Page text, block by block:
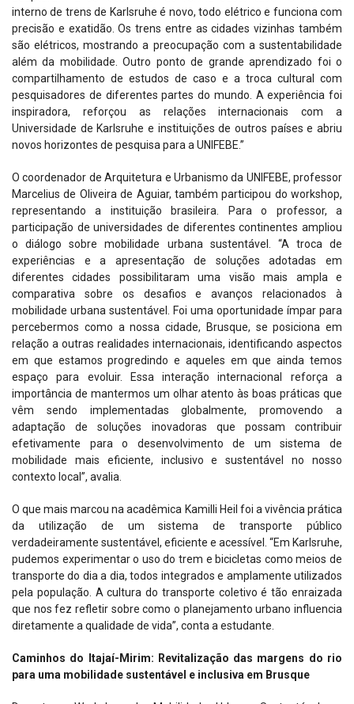
interno de trens de Karlsruhe é novo, todo elétrico e funciona com
precisão e exatidão. Os trens entre as cidades vizinhas também
são elétricos, mostrando a preocupação com a sustentabilidade
além da mobilidade. Outro ponto de grande aprendizado foi o
compartilhamento de estudos de caso e a troca cultural com
pesquisadores de diferentes partes do mundo. A experiência foi
inspiradora, reforçou as relações internacionais com a
Universidade de Karlsruhe e instituições de outros países e abriu
novos horizontes de pesquisa para a UNIFEBE.”
O coordenador de Arquitetura e Urbanismo da UNIFEBE, professor
Marcelius de Oliveira de Aguiar, também participou do workshop,
representando a instituição brasileira. Para o professor, a
participação de universidades de diferentes continentes ampliou
o diálogo sobre mobilidade urbana sustentável. “A troca de
experiências e a apresentação de soluções adotadas em
diferentes cidades possibilitaram uma visão mais ampla e
comparativa sobre os desafios e avanços relacionados à
mobilidade urbana sustentável. Foi uma oportunidade ímpar para
percebermos como a nossa cidade, Brusque, se posiciona em
relação a outras realidades internacionais, identificando aspectos
em que estamos progredindo e aqueles em que ainda temos
espaço para evoluir. Essa interação internacional reforça a
importância de mantermos um olhar atento às boas práticas que
vêm sendo implementadas globalmente, promovendo a
adaptação de soluções inovadoras que possam contribuir
efetivamente para o desenvolvimento de um sistema de
mobilidade mais eficiente, inclusivo e sustentável no nosso
contexto local”, avalia.
O que mais marcou na acadêmica Kamilli Heil foi a vivência prática
da utilização de um sistema de transporte público
verdadeiramente sustentável, eficiente e acessível. “Em Karlsruhe,
pudemos experimentar o uso do trem e bicicletas como meios de
transporte do dia a dia, todos integrados e amplamente utilizados
pela população. A cultura do transporte coletivo é tão enraizada
que nos fez refletir sobre como o planejamento urbano influencia
diretamente a qualidade de vida”, conta a estudante.
Caminhos do Itajaí-Mirim: Revitalização das margens do rio
para uma mobilidade sustentável e inclusiva em Brusque